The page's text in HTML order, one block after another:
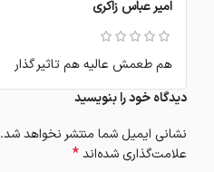
امیر عباس زاکری
هم طعمش عالیه هم تاثیر گذار
دیدگاه خود را بنویسید
نشانی ایمیل شما منتشر نخواهد شد.
علامت‌گذاری شده‌اند*